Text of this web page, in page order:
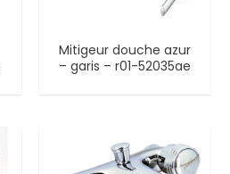
Mitigeur douche azur
– garis – r01-52035ae